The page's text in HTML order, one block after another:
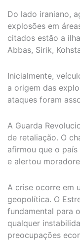
Do lado iraniano,
explosões em
citados estão a
Abbas, Sirik,
Inicialmente,
a origem das
ataques foram
A Guarda
de retaliação. O
afirmou que o
e alertou
A crise ocorre em
geopolítica. O
fundamental para
qualquer
preocupações